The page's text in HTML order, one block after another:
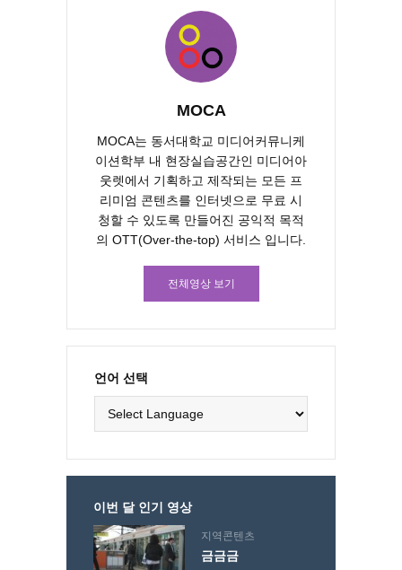
MOCA
MOCA는 동서대학교 미디어커뮤니케
이션학부 내 현장실습공간인 미디어아
웃렛에서 기획하고 제작되는 모든 프
리미엄 콘텐츠를 인터넷으로 무료 시
청할 수 있도록 만들어진 공익적 목적
의 OTT(Over-the-top) 서비스 입니다.
전체영상 보기
언어 선택
이번 달 인기 영상
지역콘텐츠
금금금